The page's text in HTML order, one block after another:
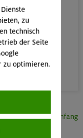
du an dem
Seitenanfang
zu
technisch
der Seite
zu optimieren.